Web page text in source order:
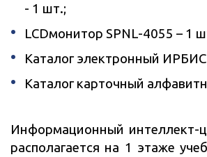
- 1 шт.;
LCDмонитор SPNL-4055 – 1
Каталог электронный ИРБИС
Каталог карточный
Информационный интеллект-
располагается на 1 этаже